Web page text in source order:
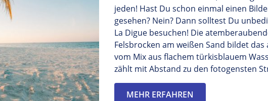
jeden! Hast Du schon einmal einen
gesehen? Nein? Dann solltest Du
La Digue besuchen! Die
Felsbrocken am weißen Sand bildet
vom Mix aus flachem türkisblauem Wass
zählt mit Abstand zu den fotogensten
MEHR ERFAHREN